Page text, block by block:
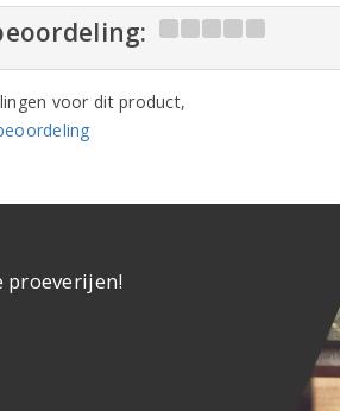
voor dit product,
proeverijen!